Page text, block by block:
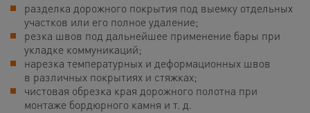
разделка дорожного покрытия под выемку отдельных
участков или его полное удаление;
резка швов под дальнейшее применение бары при
укладке коммуникаций;
нарезка температурных и деформационных швов
в различных покрытиях и стяжках;
чистовая обрезка края дорожного полотна при
монтаже бордюрного камня и т. д.